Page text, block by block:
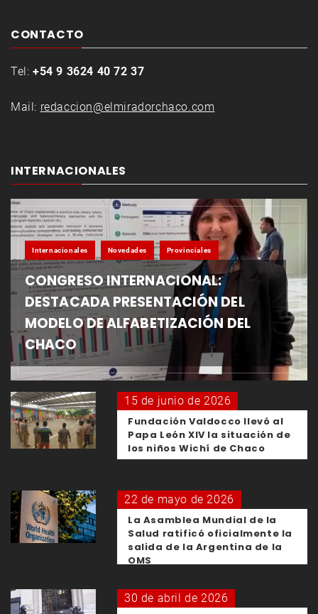
CONTACTO
Tel: +54 9 3624 40 72 37
Mail: redaccion@elmiradorchaco.com
INTERNACIONALES
Internacionales Novedades Provinciales
CONGRESO INTERNACIONAL:
DESTACADA PRESENTACIÓN DEL
MODELO DE ALFABETIZACIÓN DEL
CHACO
15 de junio de 2026
Fundación Valdocco llevó al
Papa León XIV la situación de
los niños Wichí de Chaco
22 de mayo de 2026
La Asamblea Mundial de la
Salud ratificó oficialmente la
salida de la Argentina de la
OMS
30 de abril de 2026